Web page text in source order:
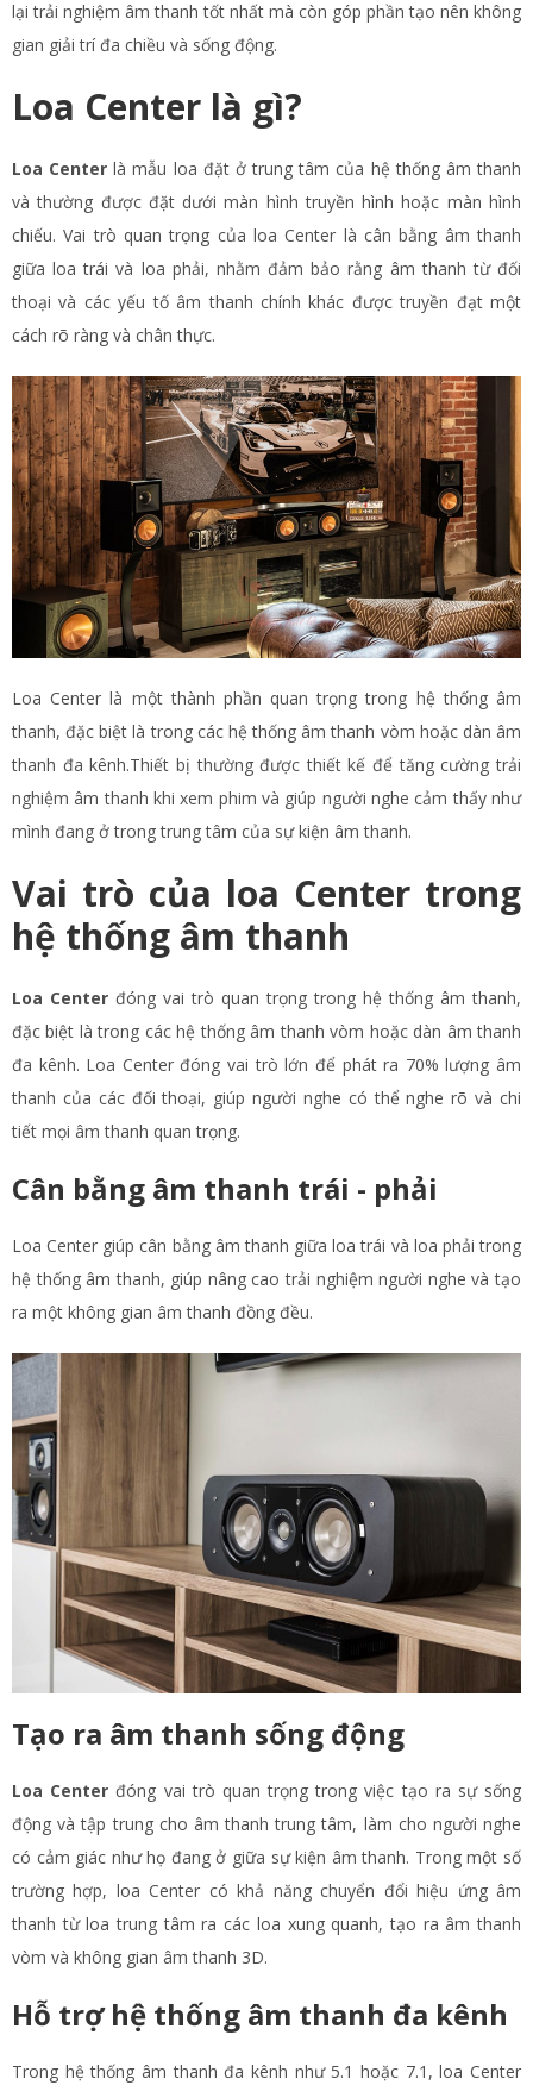
lại trải nghiệm âm thanh tốt nhất mà còn góp phần tạo nên không
gian giải trí đa chiều và sống động.
Loa Center là gì?
Loa Center là mẫu loa đặt ở trung tâm của hệ thống âm thanh
và thường được đặt dưới màn hình truyền hình hoặc màn hình
chiếu. Vai trò quan trọng của loa Center là cân bằng âm thanh
giữa loa trái và loa phải, nhằm đảm bảo rằng âm thanh từ đối
thoại và các yếu tố âm thanh chính khác được truyền đạt một
cách rõ ràng và chân thực.
Loa Center là một thành phần quan trọng trong hệ thống âm
thanh, đặc biệt là trong các hệ thống âm thanh vòm hoặc dàn âm
thanh đa kênh.Thiết bị thường được thiết kế để tăng cường trải
nghiệm âm thanh khi xem phim và giúp người nghe cảm thấy như
mình đang ở trong trung tâm của sự kiện âm thanh.
Vai trò của loa Center trong
hệ thống âm thanh
Loa Center đóng vai trò quan trọng trong hệ thống âm thanh,
đặc biệt là trong các hệ thống âm thanh vòm hoặc dàn âm thanh
đa kênh. Loa Center đóng vai trò lớn để phát ra 70% lượng âm
thanh của các đối thoại, giúp người nghe có thể nghe rõ và chi
tiết mọi âm thanh quan trọng.
Cân bằng âm thanh trái - phải
Loa Center giúp cân bằng âm thanh giữa loa trái và loa phải trong
hệ thống âm thanh, giúp nâng cao trải nghiệm người nghe và tạo
ra một không gian âm thanh đồng đều.
Tạo ra âm thanh sống động
Loa Centerđóng vai trò quan trọng trong việc tạo ra sự sống
động và tập trung cho âm thanh trung tâm, làm cho người nghe
có cảm giác như họ đang ở giữa sự kiện âm thanh. Trong một số
trường hợp, loa Center có khả năng chuyển đổi hiệu ứng âm
thanh từ loa trung tâm ra các loa xung quanh, tạo ra âm thanh
vòm và không gian âm thanh 3D.
Hỗ trợ hệ thống âm thanh đa kênh
Trong hệ thống âm thanh đa kênh như 5.1 hoặc 7.1, loa Center